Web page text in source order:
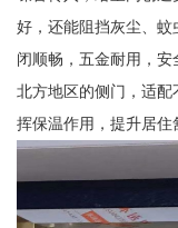
好，还能阻挡灰尘、蚊
闭顺畅，五金耐用，
北方地区的侧门，适
挥保温作用，提升居住